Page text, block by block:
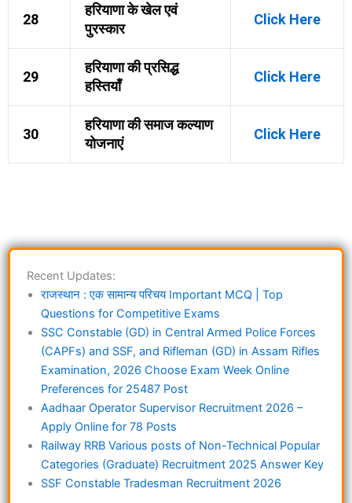
28
हरियाणा के खेल एवं
पुरस्कार
Click Here
29
हरियाणा की प्रसिद्ध
हस्तियाँ
Click Here
30
हरियाणा की समाज कल्याण
योजनाएं
Click Here
Recent Updates:
राजस्थान : एक सामान्य परिचय Important MCQ | Top
Questions for Competitive Exams
SSC Constable (GD) in Central Armed Police Forces
(CAPFs) and SSF, and Rifleman (GD) in Assam Rifles
Examination, 2026 Choose Exam Week Online
Preferences for 25487 Post
Aadhaar Operator Supervisor Recruitment 2026 –
Apply Online for 78 Posts
Railway RRB Various posts of Non-Technical Popular
Categories (Graduate) Recruitment 2025 Answer Key
SSF Constable Tradesman Recruitment 2026